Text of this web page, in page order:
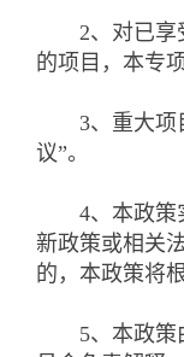
2、对已享受
的项目，本专
3、重大项目
议”。
4、本政策实
新政策或相关
的，本政策将
5、本政策由